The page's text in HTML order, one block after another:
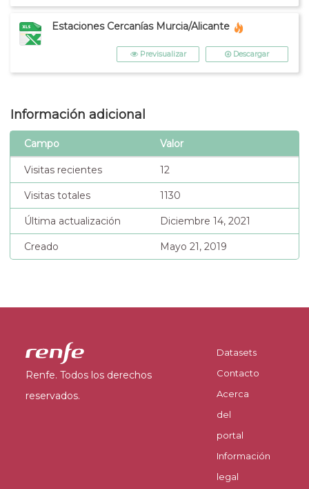
Estaciones Cercanías Murcia/Alicante
Previsualizar Descargar
Información adicional
Campo Valor
Visitas recientes 12
Visitas totales 1130
Última actualización Diciembre 14, 2021
Creado Mayo 21, 2019
Renfe. Todos los derechos
reservados.
Datasets
Contacto
Acerca
del
portal
Información
legal